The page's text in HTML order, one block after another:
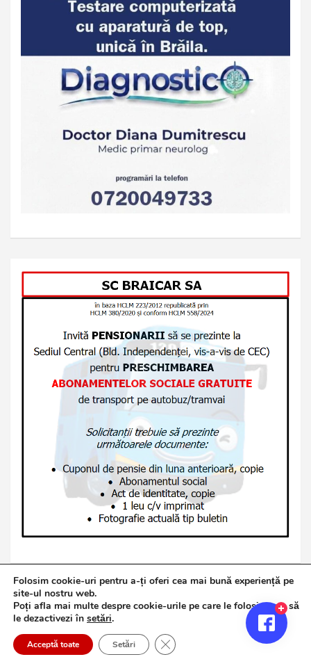
Copyright © 2026Jurnalul de Brăila
Politică de confidențialitate
Theme Horse
Proudly Powered by:WordPress
Folosim cookie-uri pentru a-ți oferi cea mai bună experiență pe
site-ul nostru web.
Poți afla mai multe despre cookie-urile pe care le folosim sau să
le dezactivezi în setări.
Acceptă toate Setări Close GDPR Cookie Banner